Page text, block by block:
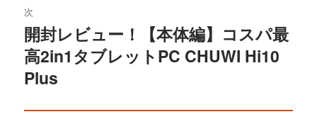
ゲ
ー
シ
ョ
稿:
次
次
の
投
開封レビュー！【本体編】コスパ最
高2in1タブレットPC CHUWI Hi10
Plus